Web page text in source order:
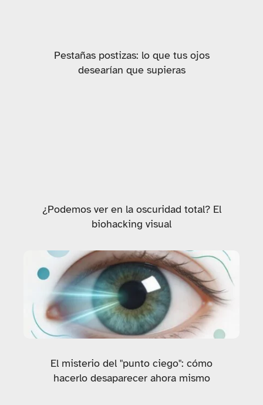
Pestañas postizas: lo que tus ojos
desearían que supieras
¿Podemos ver en la oscuridad total? El
biohacking visual
El misterio del "punto ciego": cómo
hacerlo desaparecer ahora mismo